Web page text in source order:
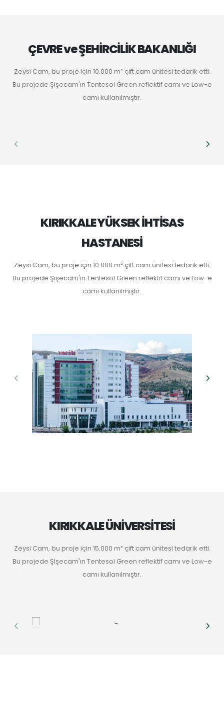
ÇEVRE ve ŞEHİRCİLİK BAKANLIĞI
Zeysi Cam, bu proje için 10.000 m² çift cam ünitesi tedarik etti.
Bu projede Şişecam'ın Tentesol Green reflektif camı ve Low-e
camı kullanılmıştır.
KIRIKKALE YÜKSEK İHTİSAS
HASTANESİ
Zeysi Cam, bu proje için 10.000 m² çift cam ünitesi tedarik etti.
Bu projede Şişecam'ın Tentesol Green reflektif camı ve Low-e
camı kullanılmıştır.
KIRIKKALE ÜNİVERSİTESİ
Zeysi Cam, bu proje için 15.000 m² çift cam ünitesi tedarik etti.
Bu projede Şişecam'ın Tentesol Green reflektif camı ve Low-e
camı kullanılmıştır.